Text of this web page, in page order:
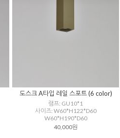
도스크 A타입 레일 스포트 (6 color)
램프: GU10*1
사이즈: W60*H122*D60
W60*H190*D60
40,000원